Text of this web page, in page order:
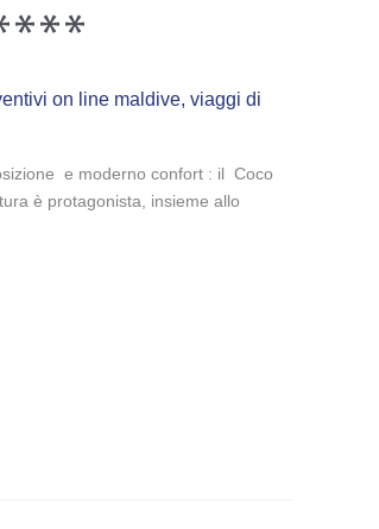
on line maldive, viaggi di
e moderno confort : il Coco
è protagonista, insieme allo